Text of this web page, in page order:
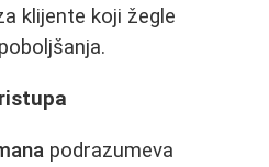
klijente koji žegle
podrazumeva